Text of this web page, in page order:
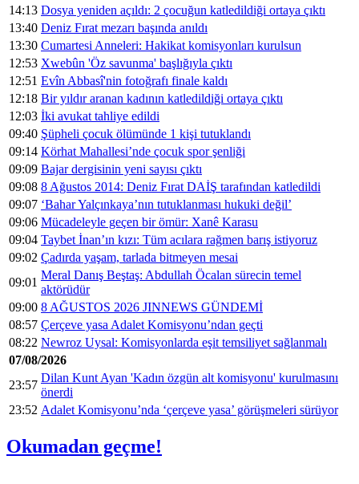
14:13 Dosya yeniden açıldı: 2 çocuğun katledildiği ortaya çıktı
13:40 Deniz Fırat mezarı başında anıldı
13:30 Cumartesi Anneleri: Hakikat komisyonları kurulsun
12:53 Xwebûn 'Öz savunma' başlığıyla çıktı
12:51 Evîn Abbasî'nin fotoğrafı finale kaldı
12:18 Bir yıldır aranan kadının katledildiği ortaya çıktı
12:03 İki avukat tahliye edildi
09:40 Şüpheli çocuk ölümünde 1 kişi tutuklandı
09:14 Körhat Mahallesi’nde çocuk spor şenliği
09:09 Bajar dergisinin yeni sayısı çıktı
09:08 8 Ağustos 2014: Deniz Fırat DAİŞ tarafından katledildi
09:07 ‘Bahar Yalçınkaya’nın tutuklanması hukuki değil’
09:06 Mücadeleyle geçen bir ömür: Xanê Karasu
09:04 Taybet İnan’ın kızı: Tüm acılara rağmen barış istiyoruz
09:02 Çadırda yaşam, tarlada bitmeyen mesai
09:01
Meral Danış Beştaş: Abdullah Öcalan sürecin temel
aktörüdür
09:00 8 AĞUSTOS 2026 JINNEWS GÜNDEMİ
08:57 Çerçeve yasa Adalet Komisyonu’ndan geçti
08:22 Newroz Uysal: Komisyonlarda eşit temsiliyet sağlanmalı
07/08/2026
23:57
Dilan Kunt Ayan 'Kadın özgün alt komisyonu' kurulmasını
önerdi
23:52 Adalet Komisyonu’nda ‘çerçeve yasa’ görüşmeleri sürüyor
Okumadan geçme!